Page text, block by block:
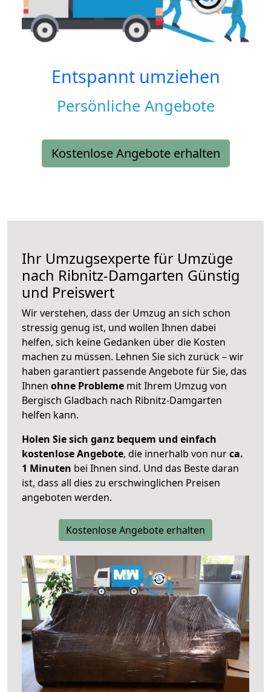
Entspannt umziehen
Persönliche Angebote
Kostenlose Angebote erhalten
Ihr Umzugsexperte für Umzüge
nach Ribnitz-Damgarten Günstig
und Preiswert
Wir verstehen, dass der Umzug an sich schon
stressig genug ist, und wollen Ihnen dabei
helfen, sich keine Gedanken über die Kosten
machen zu müssen. Lehnen Sie sich zurück – wir
haben garantiert passende Angebote für Sie, das
Ihnen ohne Probleme mit Ihrem Umzug von
Bergisch Gladbach nach Ribnitz-Damgarten
helfen kann.
Holen Sie sich ganz bequem und einfach
kostenlose Angebote, die innerhalb von nurca.
1 Minuten bei Ihnen sind. Und das Beste daran
ist, dass all dies zu erschwinglichen Preisen
angeboten werden.
Kostenlose Angebote erhalten